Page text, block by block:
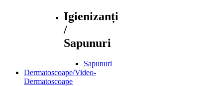
Igienizanți
/
Sapunuri
Sapunuri
Dermatoscoape/Video-
Dermatoscoape